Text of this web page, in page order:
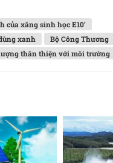
của xăng sinh học E10’
xanh
Bộ Công Thương
thân thiện với môi trường